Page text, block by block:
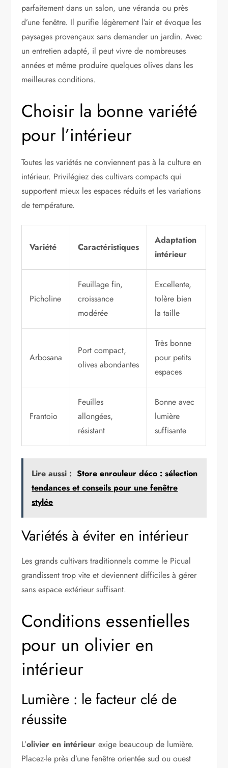
parfaitement dans un salon, une véranda ou près
d’une fenêtre. Il purifie légèrement l’air et évoque les
paysages provençaux sans demander un jardin. Avec
un entretien adapté, il peut vivre de nombreuses
années et même produire quelques olives dans les
meilleures conditions.
Choisir la bonne variété
pour l’intérieur
Toutes les variétés ne conviennent pas à la culture en
intérieur. Privilégiez des cultivars compacts qui
supportent mieux les espaces réduits et les variations
de température.
Variété Caractéristiques
Adaptation
intérieur
Picholine
Feuillage fin,
croissance
modérée
Excellente,
tolère bien
la taille
Arbosana
Port compact,
olives abondantes
Très bonne
pour petits
espaces
Frantoio
Feuilles
allongées,
résistant
Bonne avec
lumière
suffisante
Lire aussi : Store enrouleur déco : sélection
tendances et conseils pour une fenêtre
stylée
Variétés à éviter en intérieur
Les grands cultivars traditionnels comme le Picual
grandissent trop vite et deviennent difficiles à gérer
sans espace extérieur suffisant.
Conditions essentielles
pour un olivier en
intérieur
Lumière : le facteur clé de
réussite
L’olivier en intérieur exige beaucoup de lumière.
Placez-le près d’une fenêtre orientée sud ou ouest